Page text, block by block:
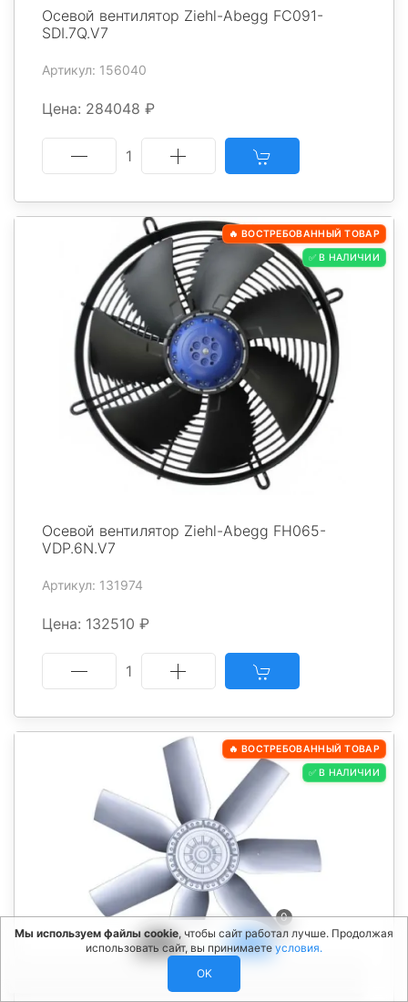
0
Осевой вентилятор Ziehl-Abegg FC091-
SDI.7Q.V7
Артикул: 156040
Цена: 284048 ₽
1
🔥 ВОСТРЕБОВАННЫЙ ТОВАР
✅ В НАЛИЧИИ
Осевой вентилятор Ziehl-Abegg FH065-
VDP.6N.V7
Артикул: 131974
Цена: 132510 ₽
1
🔥 ВОСТРЕБОВАННЫЙ ТОВАР
✅ В НАЛИЧИИ
Мы используем файлы cookie, чтобы сайт работал лучше. Продолжая
использовать сайт, вы принимаете условия.
OK